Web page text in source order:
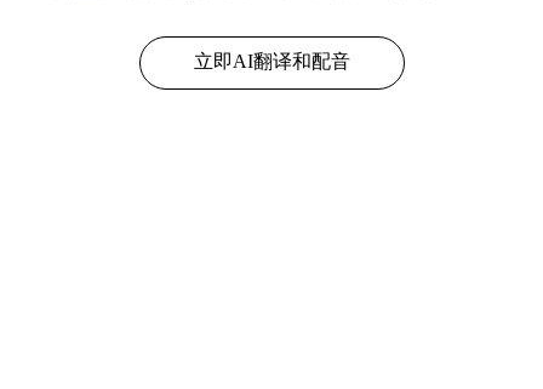
立即AI翻译和配音